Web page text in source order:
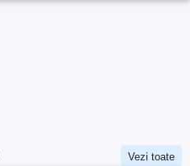
Vezi toate